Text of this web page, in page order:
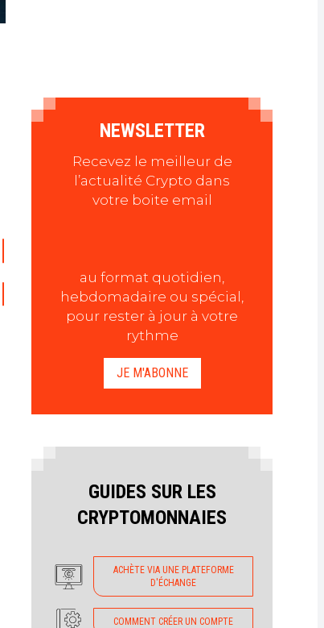
NEWSLETTER
Recevez le meilleur de
l’actualité Crypto dans
votre boite email
au format quotidien,
hebdomadaire ou spécial,
pour rester à jour à votre
rythme
JE M'ABONNE
GUIDES SUR LES
CRYPTOMONNAIES
ACHÈTE VIA UNE PLATEFORME
D'ÉCHANGE
COMMENT CRÉER UN COMPTE